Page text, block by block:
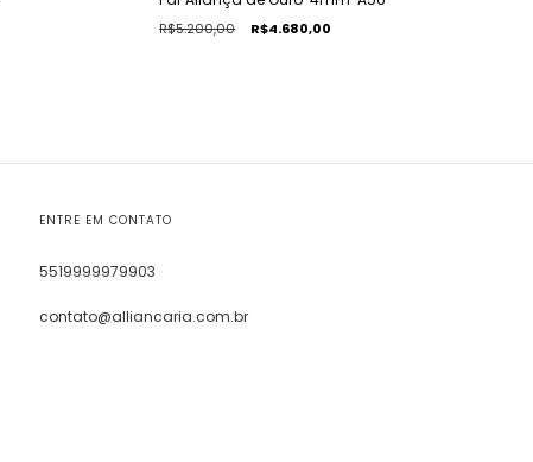
R$5.200,00 R$4.680,00
ENTRE EM CONTATO
5519999979903
contato@alliancaria.com.br